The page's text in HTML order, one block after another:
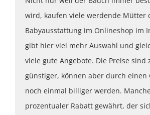
wird, kaufen viele werdende Mütter
Babyausstattung im Onlineshop im
gibt hier viel mehr Auswahl und
viele gute Angebote. Die Preise sind
günstiger, können aber durch einen
noch einmal billiger werden.
prozentualer Rabatt gewährt, der